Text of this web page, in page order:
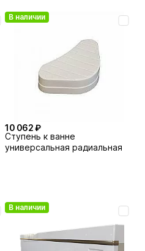
Излив-ручка Радомир
Рикарди бронза
В наличии
10 062 ₽
Ступень к ванне
универсальная радиальная
В наличии